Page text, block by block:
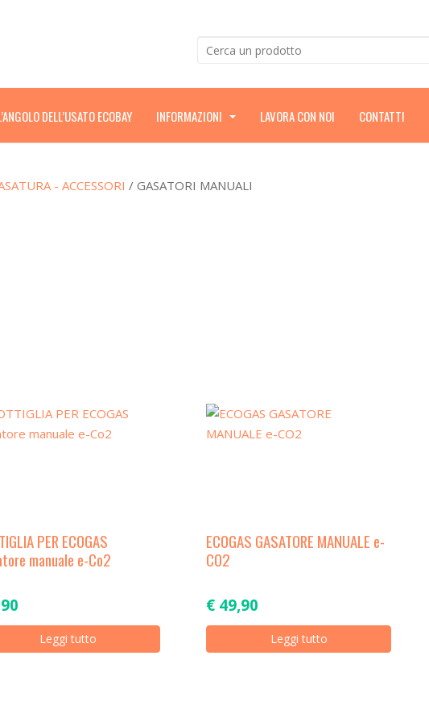
DELL’USATO ECOBAY
INFORMAZIONI
.
LAVORA CON NOI CONTATTI
- ACCESSORI / GASATORI MANUALI
PER ECOGAS
manuale e-Co2
Leggi tutto
ECOGAS GASATORE MANUALE e-
CO2
€ 49,90
Leggi tutto